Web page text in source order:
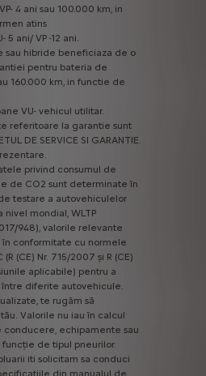
VP- 4 ani sau 100.000 km, in
atins
5 ani/ VP -12 ani.
sau hibride beneficiaza de o
pentru bateria de
160.000 km, in functie de
VU- vehicul utilitar.
referitoare la garantie sunt
DE SERVICE SI GARANTIE.
privind consumul de
de CO2 sunt determinate în
testare a autovehiculelor
nivel mondial, WLTP
948), valorile relevante
în conformitate cu normele
(R (CE) Nr. 715/2007 și R (CE)
aplicabile) pentru a
între diferite autovehicule.
te rugăm să
tău. Valorile nu iau în calcul
conducere, echipamente sau
funcție de tipul pneurilor.
iti solicitam sa conduci
din manualul de